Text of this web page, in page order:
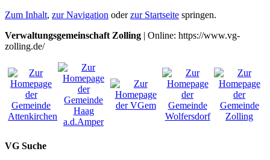
Zum Inhalt, zur Navigation oderzur Startseite springen.
Verwaltungsgemeinschaft Zolling | Online: https://www.vg-
zolling.de/
VG Suche